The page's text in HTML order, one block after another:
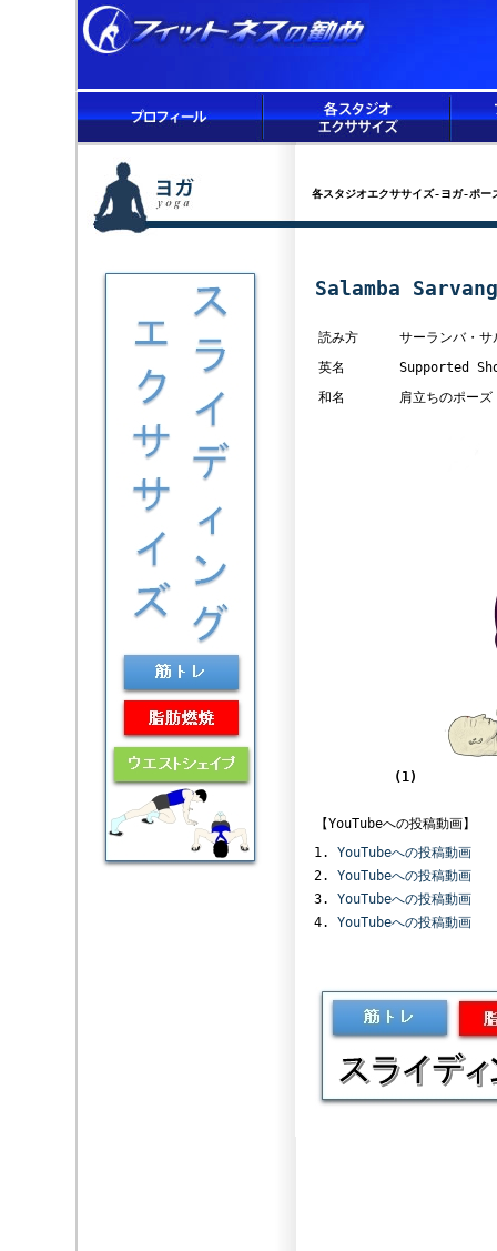
各スタジオエクササイズ-ヨガ-ポー
Salamba
読み方
サーランバ・サ
英名
Supported
和名
肩立ちのポーズ
(1)
【YouTubeへの投稿動画】
YouTubeへの投稿動画
YouTubeへの投稿動画
YouTubeへの投稿動画
YouTubeへの投稿動画